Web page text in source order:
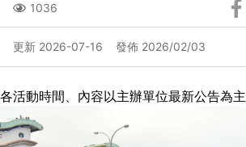
1036
更新 2026-07-16 發佈 2026/02/03
社
享
各活動時間、內容以主辦單位最新公告為主